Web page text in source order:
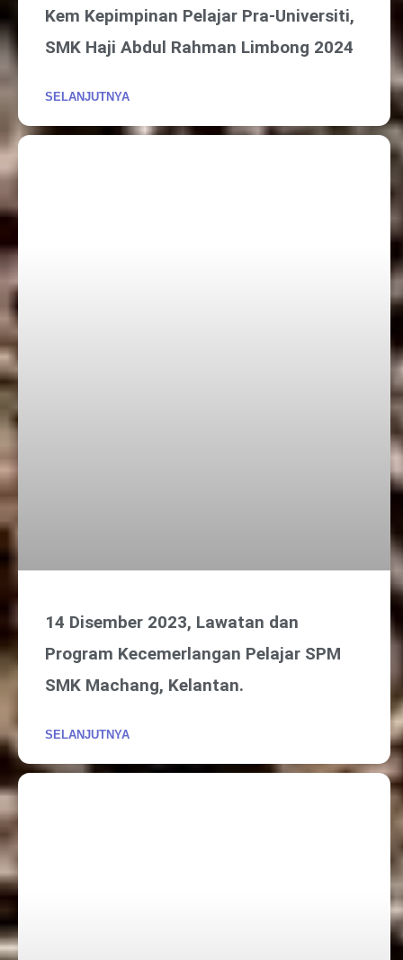
Kem Kepimpinan Pelajar Pra-Universiti,
SMK Haji Abdul Rahman Limbong 2024
SELANJUTNYA
14 Disember 2023, Lawatan dan
Program Kecemerlangan Pelajar SPM
SMK Machang, Kelantan.
SELANJUTNYA